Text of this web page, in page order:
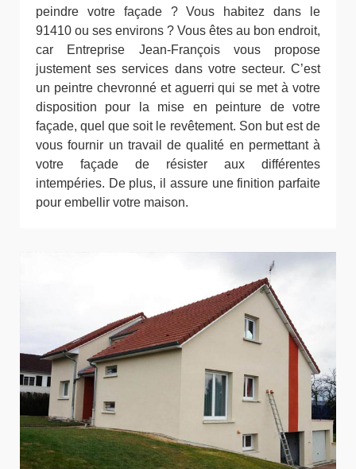
peindre votre façade ? Vous habitez dans le
91410 ou ses environs ? Vous êtes au bon endroit,
car Entreprise Jean-François vous propose
justement ses services dans votre secteur. C’est
un peintre chevronné et aguerri qui se met à votre
disposition pour la mise en peinture de votre
façade, quel que soit le revêtement. Son but est de
vous fournir un travail de qualité en permettant à
votre façade de résister aux différentes
intempéries. De plus, il assure une finition parfaite
pour embellir votre maison.